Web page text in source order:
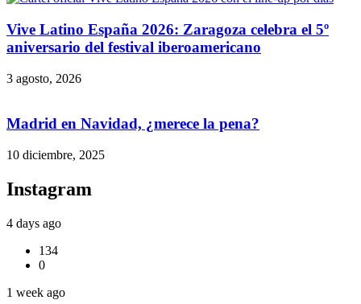
Vive Latino España 2026: Zaragoza celebra el 5º
aniversario del festival iberoamericano
3 agosto, 2026
Madrid en Navidad, ¿merece la pena?
10 diciembre, 2025
Instagram
4 days ago
134
0
1 week ago